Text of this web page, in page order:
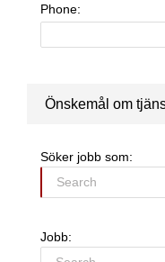
Phone:
Önskemål om
Söker jobb som:
Jobb: